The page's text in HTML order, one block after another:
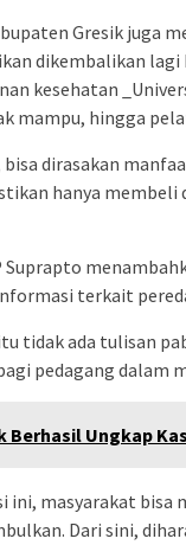
Gresik juga
dikembalikan
kesehatan
mampu, hingga
dirasakan
hanya
Suprapto
terkait
tidak ada tulisan
pedagang dalam
Berhasil Ungkap
ini, masyarakat
Dari sini,